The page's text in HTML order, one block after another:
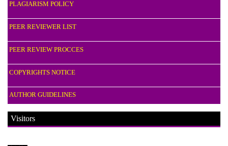
PLAGIARISM POLICY
PEER REVIEWER LIST
PEER REVIEW PROCCES
COPYRIGHTS NOTICE
AUTHOR GUIDELINES
Visitors